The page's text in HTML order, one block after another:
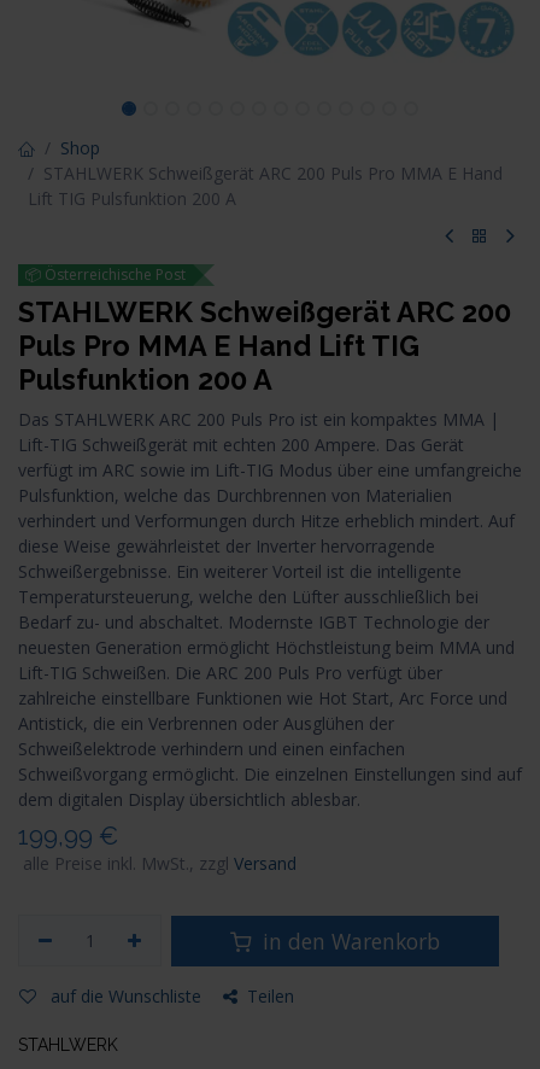
Shop
STAHLWERK Schweißgerät ARC 200 Puls Pro MMA E Hand
Lift TIG Pulsfunktion 200 A
📦 Österreichische Post
STAHLWERK Schweißgerät ARC 200
Puls Pro MMA E Hand Lift TIG
Pulsfunktion 200 A
Das STAHLWERK ARC 200 Puls Pro ist ein kompaktes MMA |
Lift-TIG Schweißgerät mit echten 200 Ampere. Das Gerät
verfügt im ARC sowie im Lift-TIG Modus über eine umfangreiche
Pulsfunktion, welche das Durchbrennen von Materialien
verhindert und Verformungen durch Hitze erheblich mindert. Auf
diese Weise gewährleistet der Inverter hervorragende
Schweißergebnisse. Ein weiterer Vorteil ist die intelligente
Temperatursteuerung, welche den Lüfter ausschließlich bei
Bedarf zu- und abschaltet. Modernste IGBT Technologie der
neuesten Generation ermöglicht Höchstleistung beim MMA und
Lift-TIG Schweißen. Die ARC 200 Puls Pro verfügt über
zahlreiche einstellbare Funktionen wie Hot Start, Arc Force und
Antistick, die ein Verbrennen oder Ausglühen der
Schweißelektrode verhindern und einen einfachen
Schweißvorgang ermöglicht. Die einzelnen Einstellungen sind auf
dem digitalen Display übersichtlich ablesbar.
199,99 €
alle Preise inkl. MwSt., zzgl Versand
in den Warenkorb
auf die Wunschliste Teilen
STAHLWERK